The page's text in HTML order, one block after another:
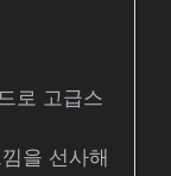
로 고급스
을 선사해